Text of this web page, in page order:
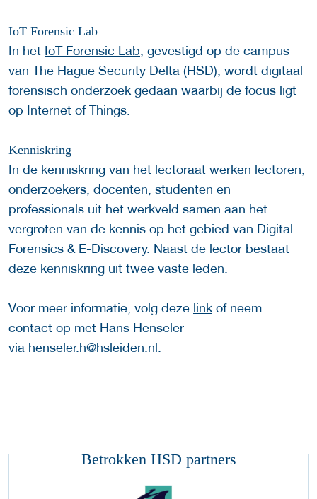
IoT Forensic Lab
In het IoT Forensic Lab , gevestigd op de campus
van The Hague Security Delta (HSD), wordt digitaal
forensisch onderzoek gedaan waarbij de focus ligt
op Internet of Things.
Kenniskring
In de kenniskring van het lectoraat werken lectoren,
onderzoekers, docenten, studenten en
professionals uit het werkveld samen aan het
vergroten van de kennis op het gebied van Digital
Forensics & E-Discovery. Naast de lector bestaat
deze kenniskring uit twee vaste leden.
Voor meer informatie, volg deze link of neem
contact op met Hans Henseler
via henseler.h@hsleiden.nl
Betrokken HSD partners